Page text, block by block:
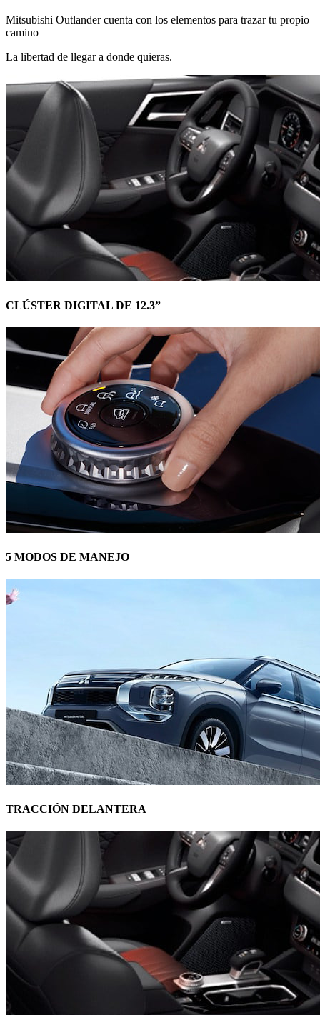
Mitsubishi Outlander cuenta con los elementos para trazar tu propio
camino
La libertad de llegar a donde quieras.
CLÚSTER DIGITAL DE 12.3”
5 MODOS DE MANEJO
TRACCIÓN DELANTERA